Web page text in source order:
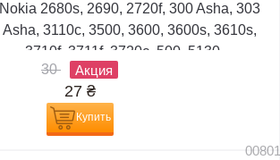
Nokia 2680s, 2690, 2720f, 300 Asha, 303
Asha, 3110c, 3500, 3600, 3600s, 3610s,
3710f, 3711f, 3720c, 500, 5130,...
30
Акция
27 ₴
Купить